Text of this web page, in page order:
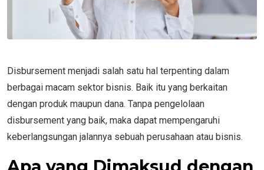
Disbursement menjadi salah satu hal terpenting dalam
berbagai macam sektor bisnis. Baik itu yang berkaitan
dengan produk maupun dana. Tanpa pengelolaan
disbursement yang baik, maka dapat mempengaruhi
keberlangsungan jalannya sebuah perusahaan atau bisnis.